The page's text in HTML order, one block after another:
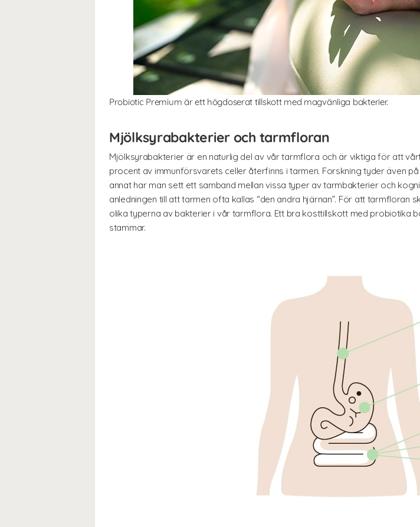
Probiotic Premium är ett högdoserat tillskott med magvänliga bakterier.
Mjölksyrabakterier och tarmfloran
Mjölksyrabakterier är en naturlig del av vår tarmflora och är viktiga för att
procent av immunförsvarets celler återfinns i tarmen. Forskning tyder även
annat har man sett ett samband mellan vissa typer av tarmbakterier och
anledningen till att tarmen ofta kallas “den andra hjärnan”. För att tarmfloran
olika typerna av bakterier i vår tarmflora. Ett bra kosttillskott med
stammar.